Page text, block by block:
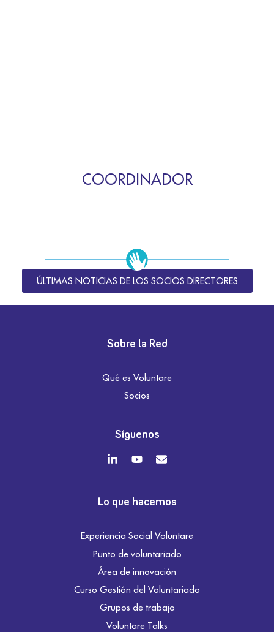
COORDINADOR
ÚLTIMAS NOTICIAS DE LOS SOCIOS DIRECTORES
Sobre la Red
Qué es Voluntare
Socios
Síguenos
Lo que hacemos
Experiencia Social Voluntare
Punto de voluntariado
Área de innovación
Curso Gestión del Voluntariado
Grupos de trabajo
Voluntare Talks